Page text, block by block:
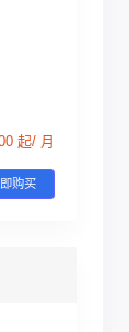
起/ 月
购买